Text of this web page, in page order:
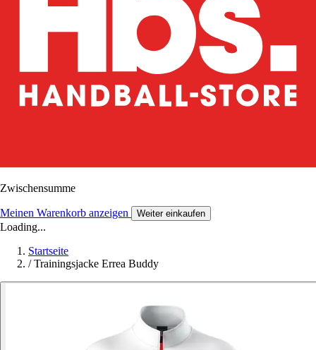
Zwischensumme
Meinen Warenkorb anzeigen Weiter einkaufen
Loading...
Startseite
/ Trainingsjacke Errea Buddy